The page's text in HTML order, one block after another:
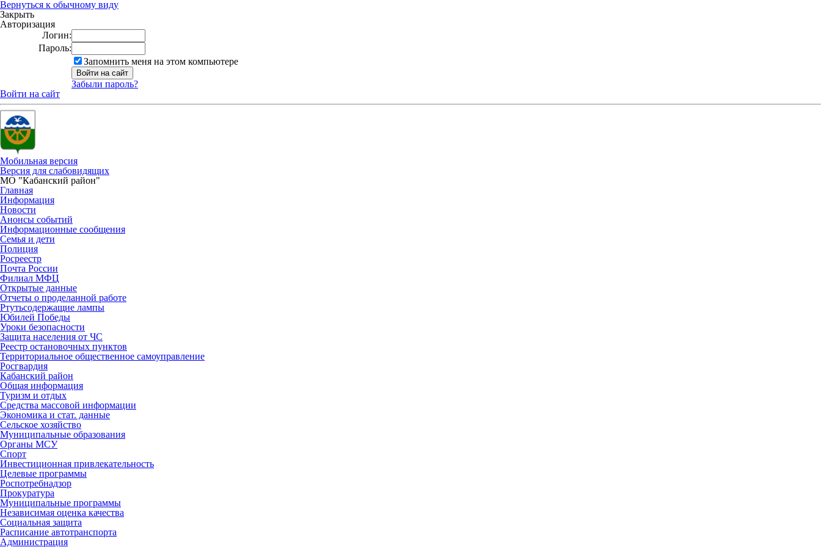
Вернуться к обычному виду
Закрыть
Авторизация
Логин:
Пароль:
Запомнить меня на этом компьютере
Забыли пароль?
Войти на сайт
Мобильная версия
Версия для слабовидящих
МО "Кабанский район"
Главная
Информация
Новости
Анонсы событий
Информационные сообщения
Семья и дети
Полиция
Росреестр
Почта России
Филиал МФЦ
Открытые данные
Отчеты о проделанной работе
Ртутьсодержащие лампы
Юбилей Победы
Уроки безопасности
Защита населения от ЧС
Реестр остановочных пунктов
Территориальное общественное самоуправление
Росгвардия
Кабанский район
Общая информация
Туризм и отдых
Средства массовой информации
Экономика и стат. данные
Сельское хозяйство
Муниципальные образования
Органы МСУ
Спорт
Инвестиционная привлекательность
Целевые программы
Роспотребнадзор
Прокуратура
Муниципальные программы
Независимая оценка качества
Социальная защита
Расписание автотранспорта
Администрация